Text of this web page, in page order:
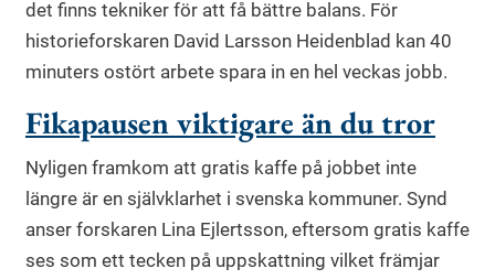
det finns tekniker för att få bättre balans. För
historieforskaren David Larsson Heidenblad kan 40
minuters ostört arbete spara in en hel veckas jobb.
Fikapausen viktigare än du tror
Nyligen framkom att gratis kaffe på jobbet inte
längre är en självklarhet i svenska kommuner. Synd
anser forskaren Lina Ejlertsson, eftersom gratis kaffe
ses som ett tecken på uppskattning vilket främjar